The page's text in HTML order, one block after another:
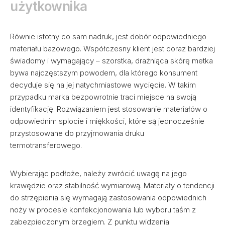
użytkownika
Równie istotny co sam nadruk, jest dobór odpowiedniego
materiału bazowego. Współczesny klient jest coraz bardziej
świadomy i wymagający – szorstka, drażniąca skórę metka
bywa najczęstszym powodem, dla którego konsument
decyduje się na jej natychmiastowe wycięcie. W takim
przypadku marka bezpowrotnie traci miejsce na swoją
identyfikację. Rozwiązaniem jest stosowanie materiałów o
odpowiednim splocie i miękkości, które są jednocześnie
przystosowane do przyjmowania druku
termotransferowego.
Wybierając podłoże, należy zwrócić uwagę na jego
krawędzie oraz stabilność wymiarową. Materiały o tendencji
do strzępienia się wymagają zastosowania odpowiednich
noży w procesie konfekcjonowania lub wyboru taśm z
zabezpieczonym brzegiem. Z punktu widzenia